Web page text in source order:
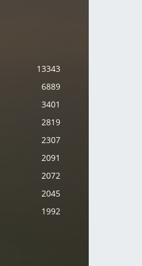
13343
6889
3401
2819
2307
2091
2072
2045
1992